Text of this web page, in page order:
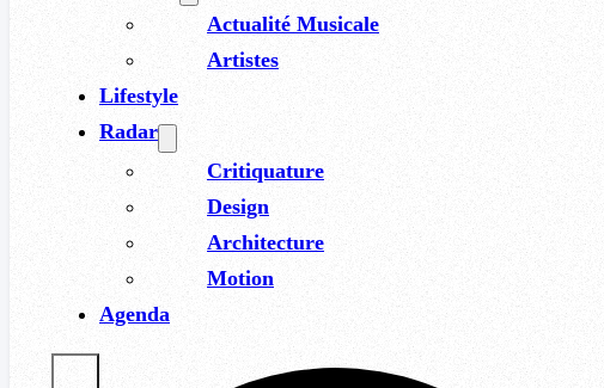
Actualité Musicale
Artistes
Lifestyle
Radar
Critiquature
Design
Architecture
Motion
Agenda